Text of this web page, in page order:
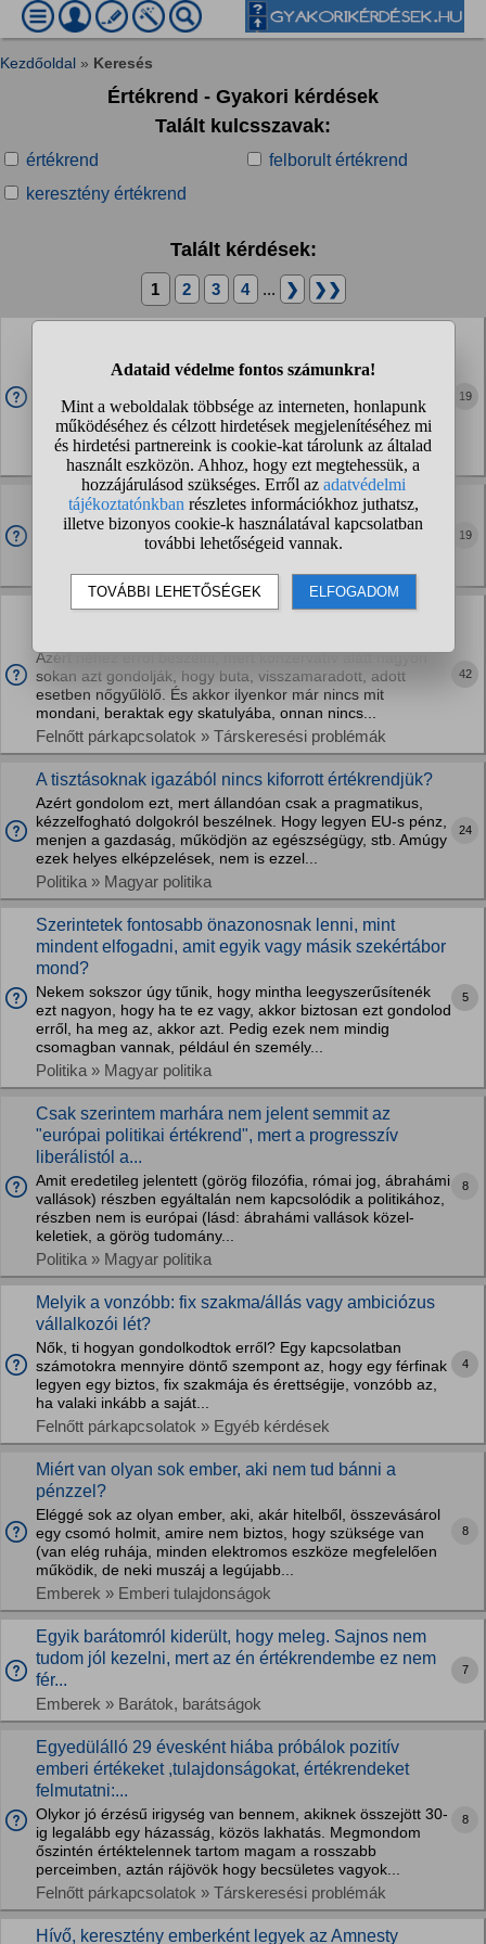
Kezdőoldal » Keresés
Értékrend - Gyakori kérdések
Talált kulcsszavak:
értékrend
felborult értékrend
keresztény értékrend
Talált kérdések:
1 2 3 4 ... ❯ ❯❯
A Fideszt kb elfelejthetjük, most nyilván fáj, hogy a balosok
kárörvendenek, de be kell látni, hogy ez a helyzet. A
tiszásokkal valahogy együtt lehet élni, nekem is sok barátom
odaállt, de továbbra is azt...
Politika » Magyar politika
19
Ellenzékiek! Nektek szimpatikus volt Dúró Dóra
akciója az autista gyermekekkel? Jól megmutatta az
19
Hogyan lehet ismerkedni konzervatív értékrendű
Azért nehéz erről beszélni, mert konzervatív alatt nagyon
sokan azt gondolják, hogy buta, visszamaradott, adott
esetben nőgyűlölő. És akkor ilyenkor már nincs mit
mondani, beraktak egy skatulyába, onnan nincs...
Felnőtt párkapcsolatok » Társkeresési problémák
42
A tisztásoknak igazából nincs kiforrott értékrendjük?
Azért gondolom ezt, mert állandóan csak a pragmatikus,
kézzelfogható dolgokról beszélnek. Hogy legyen EU-s pénz,
menjen a gazdaság, működjön az egészségügy, stb. Amúgy
ezek helyes elképzelések, nem is ezzel...
Politika » Magyar politika
24
Szerintetek fontosabb önazonosnak lenni, mint
mindent elfogadni, amit egyik vagy másik szekértábor
mond?
Nekem sokszor úgy tűnik, hogy mintha leegyszerűsítenék
ezt nagyon, hogy ha te ez vagy, akkor biztosan ezt gondolod
erről, ha meg az, akkor azt. Pedig ezek nem mindig
csomagban vannak, például én személy...
Politika » Magyar politika
5
Csak szerintem marhára nem jelent semmit az
"európai politikai értékrend", mert a progresszív
liberálistól a...
Amit eredetileg jelentett (görög filozófia, római jog, ábrahámi
vallások) részben egyáltalán nem kapcsolódik a politikához,
részben nem is európai (lásd: ábrahámi vallások közel-
keletiek, a görög tudomány...
Politika » Magyar politika
8
Melyik a vonzóbb: fix szakma/állás vagy ambiciózus
vállalkozói lét?
Nők, ti hogyan gondolkodtok erről? Egy kapcsolatban
számotokra mennyire döntő szempont az, hogy egy férfinak
legyen egy biztos, fix szakmája és érettségije, vonzóbb az,
ha valaki inkább a saját...
Felnőtt párkapcsolatok » Egyéb kérdések
4
Miért van olyan sok ember, aki nem tud bánni a
pénzzel?
Eléggé sok az olyan ember, aki, akár hitelből, összevásárol
egy csomó holmit, amire nem biztos, hogy szüksége van
(van elég ruhája, minden elektromos eszköze megfelelően
működik, de neki muszáj a legújabb...
Emberek » Emberi tulajdonságok
8
Egyik barátomról kiderült, hogy meleg. Sajnos nem
tudom jól kezelni, mert az én értékrendembe ez nem
fér...
Emberek » Barátok, barátságok
7
Egyedülálló 29 évesként hiába próbálok pozitív
emberi értékeket ,tulajdonságokat, értékrendeket
felmutatni:...
Olykor jó érzésű irigység van bennem, akiknek összejött 30-
ig legalább egy házasság, közös lakhatás. Megmondom
őszintén értéktelennek tartom magam a rosszabb
perceimben, aztán rájövök hogy becsületes vagyok...
Felnőtt párkapcsolatok » Társkeresési problémák
8
Hívő, keresztény emberként legyek az Amnesty